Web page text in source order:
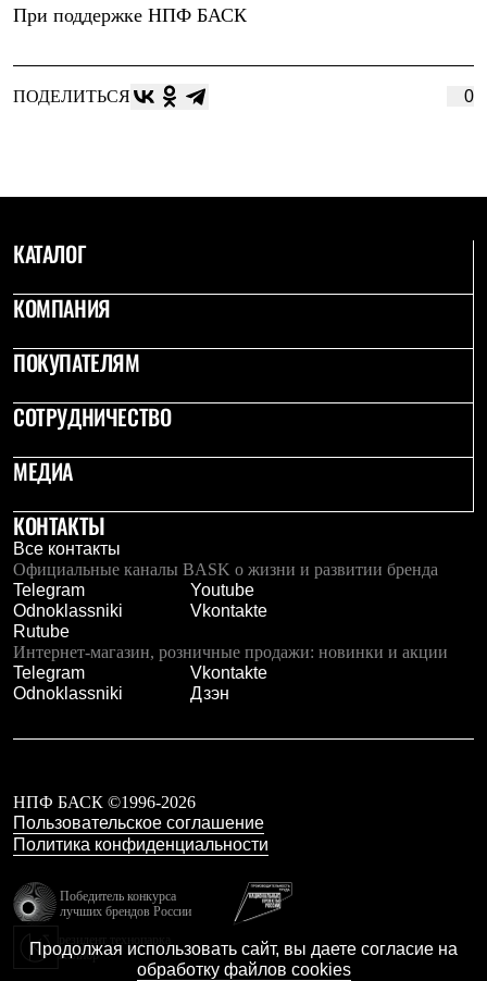
При поддержке НПФ БАСК
ПОДЕЛИТЬСЯ 0
КАТАЛОГ
КОМПАНИЯ
ПОКУПАТЕЛЯМ
СОТРУДНИЧЕСТВО
МЕДИА
КОНТАКТЫ
Все контакты
Официальные каналы BASK о жизни и развитии бренда
Telegram
Youtube
Odnoklassniki
Vkontakte
Rutube
Интернет-магазин, розничные продажи: новинки и акции
Telegram
Vkontakte
Odnoklassniki
Дзэн
НПФ БАСК ©1996-2026
Пользовательское соглашение
Политика конфиденциальности
Победитель конкурса
лучших брендов России
Калибр
Продолжая использовать сайт, вы даете согласие на
обработку файлов cookies